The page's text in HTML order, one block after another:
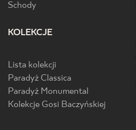
Schody
KOLEKCJE
Lista kolekcji
Paradyż Classica
Paradyż Monumental
Kolekcje Gosi Baczyńskiej